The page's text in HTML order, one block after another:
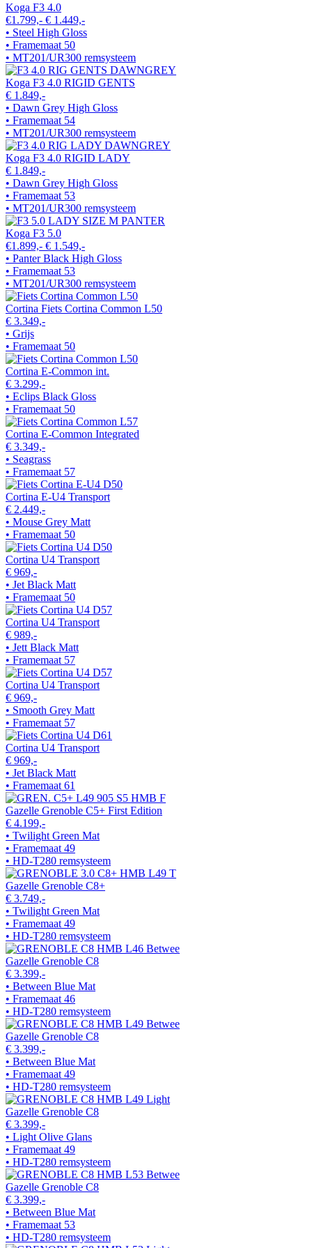
Koga F3 4.0
€1.799,- € 1.449,-
• Steel High Gloss
• Framemaat 50
• MT201/UR300 remsysteem
Koga F3 4.0 RIGID GENTS
€ 1.849,-
• Dawn Grey High Gloss
• Framemaat 54
• MT201/UR300 remsysteem
Koga F3 4.0 RIGID LADY
€ 1.849,-
• Dawn Grey High Gloss
• Framemaat 53
• MT201/UR300 remsysteem
Koga F3 5.0
€1.899,- € 1.549,-
• Panter Black High Gloss
• Framemaat 53
• MT201/UR300 remsysteem
Cortina Fiets Cortina Common L50
€ 3.349,-
• Grijs
• Framemaat 50
Cortina E-Common int.
€ 3.299,-
• Eclips Black Gloss
• Framemaat 50
Cortina E-Common Integrated
€ 3.349,-
• Seagrass
• Framemaat 57
Cortina E-U4 Transport
€ 2.449,-
• Mouse Grey Matt
• Framemaat 50
Cortina U4 Transport
€ 969,-
• Jet Black Matt
• Framemaat 50
Cortina U4 Transport
€ 989,-
• Jett Black Matt
• Framemaat 57
Cortina U4 Transport
€ 969,-
• Smooth Grey Matt
• Framemaat 57
Cortina U4 Transport
€ 969,-
• Jet Black Matt
• Framemaat 61
Gazelle Grenoble C5+ First Edition
€ 4.199,-
• Twilight Green Mat
• Framemaat 49
• HD-T280 remsysteem
Gazelle Grenoble C8+
€ 3.749,-
• Twilight Green Mat
• Framemaat 49
• HD-T280 remsysteem
Gazelle Grenoble C8
€ 3.399,-
• Between Blue Mat
• Framemaat 46
• HD-T280 remsysteem
Gazelle Grenoble C8
€ 3.399,-
• Between Blue Mat
• Framemaat 49
• HD-T280 remsysteem
Gazelle Grenoble C8
€ 3.399,-
• Light Olive Glans
• Framemaat 49
• HD-T280 remsysteem
Gazelle Grenoble C8
€ 3.399,-
• Between Blue Mat
• Framemaat 53
• HD-T280 remsysteem